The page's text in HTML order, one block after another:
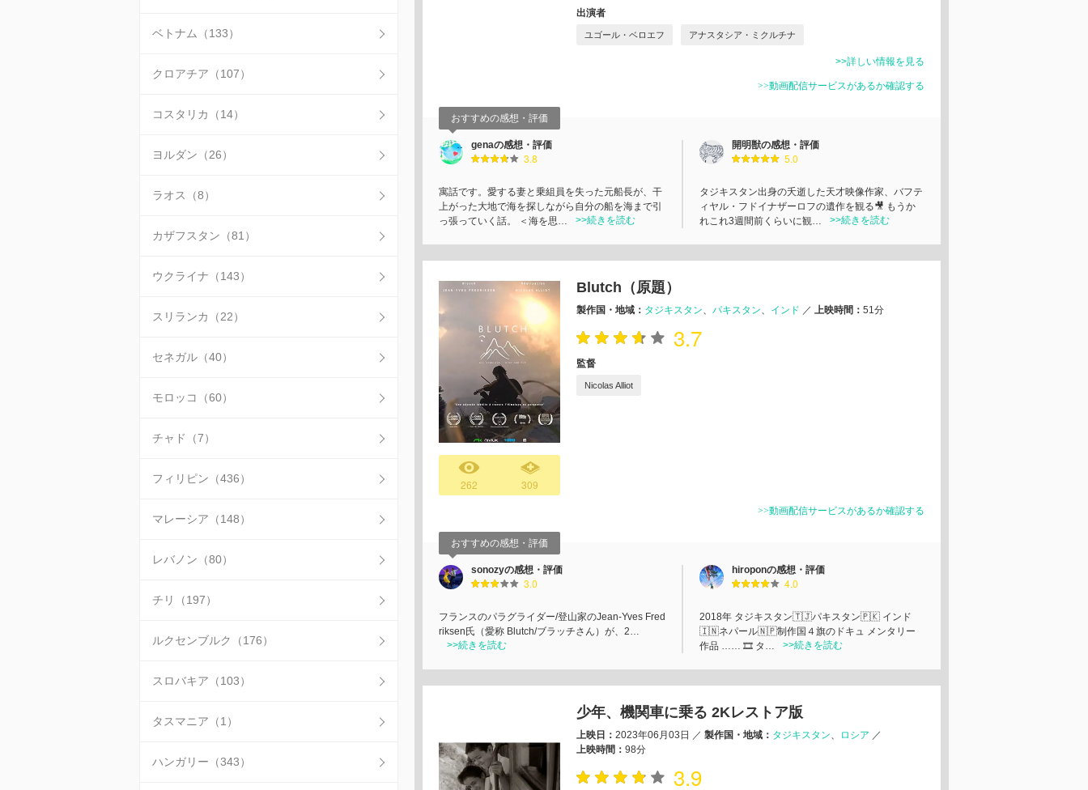
ベトナム（133）
クロアチア（107）
コスタリカ（14）
ヨルダン（26）
ラオス（8）
カザフスタン（81）
ウクライナ（143）
スリランカ（22）
セネガル（40）
モロッコ（60）
チャド（7）
フィリピン（436）
マレーシア（148）
レバノン（80）
チリ（197）
ルクセンブルク（176）
スロバキア（103）
タスマニア（1）
ハンガリー（343）
出演者
ユゴール・ベロエフ アナスタシア・ミクルチナ
>>詳しい情報を見る
>>動画配信サービスがあるか確認する
おすすめの感想・評価
genaの感想・評価
3.8
寓話です。愛する妻と乗組員を失った元船長が、干
上がった大地で海を探しながら自分の船を海まで引
っ張っていく話。 ＜海を思…
>>続きを読む
開明獣の感想・評価
5.0
タジキスタン出身の夭逝した天才映像作家、バフテ
ィヤル・フドイナザーロフの遺作を観る🎥 もうか
れこれ3週間前くらいに観…
>>続きを読む
262 309
Blutch（原題）
製作国・地域： タジキスタン パキスタン インド ／ 上映時間： 51分
3.7
監督
Nicolas Alliot
>>動画配信サービスがあるか確認する
おすすめの感想・評価
sonozyの感想・評価
3.0
フランスのパラグライダー/登山家のJean-Yves Fred
riksen氏（愛称 Blutch/ブラッチさん）が、2…
>>続きを読む
hiroponの感想・評価
4.0
2018年 タジキスタン🇹🇯パキスタン🇵🇰 インド
🇮🇳ネパール🇳🇵制作国４旗のドキュ メンタリー
作品 …… 🎞 タ…
>>続きを読む
少年、機関車に乗る 2Kレストア版
上映日： 2023年06月03日 ／ 製作国・地域： タジキスタン ロシア ／
上映時間： 98分
3.9